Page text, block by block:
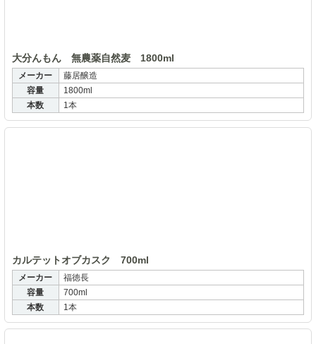
大分んもん 無農薬自然麦 1800ml
メーカー
藤居醸造
容量
1800ml
本数
1本
カルテットオブカスク 700ml
メーカー
福徳長
容量
700ml
本数
1本